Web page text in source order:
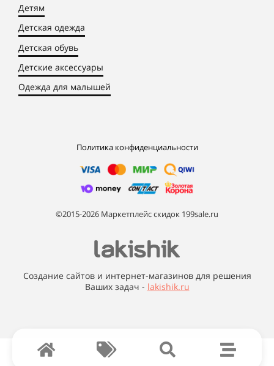
Детям
Детская одежда
Детская обувь
Детские аксессуары
Одежда для малышей
Политика конфиденциальности
©2015-2026 Маркетплейс скидок 199sale.ru
Создание сайтов и интернет-магазинов для решения
Ваших задач - lakishik.ru